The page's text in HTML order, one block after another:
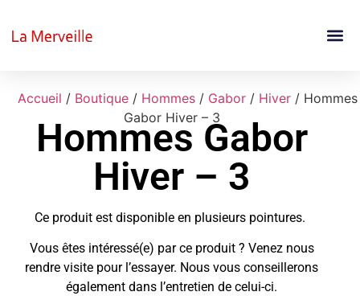
Accueil / Boutique / Hommes / Gabor / Hiver / Hommes
Gabor Hiver – 3
Hommes Gabor
Hiver – 3
Ce produit est disponible en plusieurs pointures.
Vous êtes intéressé(e) par ce produit ? Venez nous
rendre visite pour l’essayer. Nous vous conseillerons
également dans l’entretien de celui-ci.